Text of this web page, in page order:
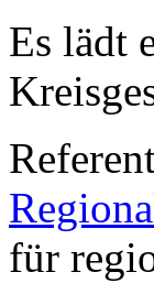
Es lädt
für